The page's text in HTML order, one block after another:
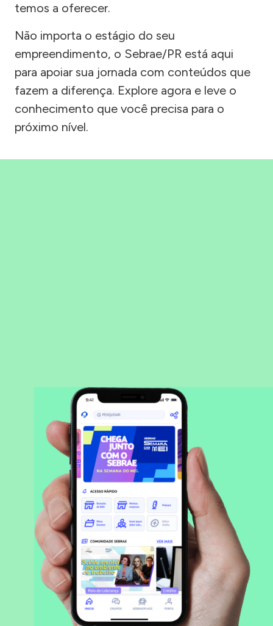
temos a oferecer.
Não importa o estágio do seu
empreendimento, o Sebrae/PR está aqui
para apoiar sua jornada com conteúdos que
fazem a diferença. Explore agora e leve o
conhecimento que você precisa para o
próximo nível.